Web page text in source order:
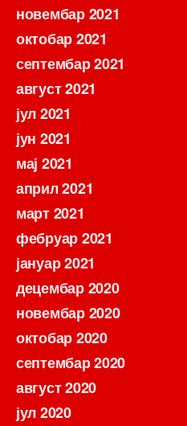
новембар 2021
октобар 2021
септембар 2021
август 2021
јул 2021
јун 2021
мај 2021
април 2021
март 2021
фебруар 2021
јануар 2021
децембар 2020
новембар 2020
октобар 2020
септембар 2020
август 2020
јул 2020